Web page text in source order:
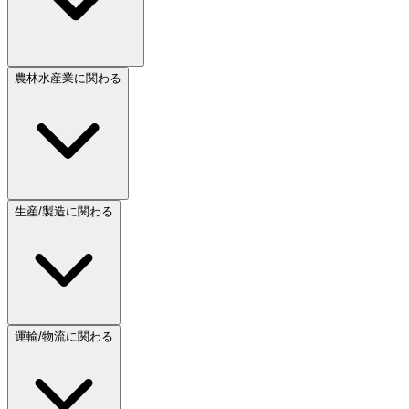
農林水産業に関わる
生産/製造に関わる
運輸/物流に関わる